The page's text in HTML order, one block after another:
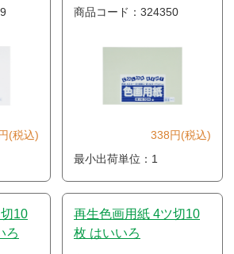
(税込)
商品コード：324350
338円(税込)
最小出荷単位：1
10
ろ
再生色画用紙 4ツ切10
枚 はいいろ